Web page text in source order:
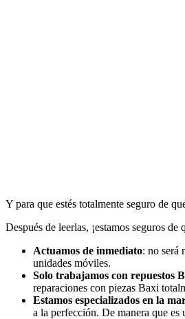
Y para que estés totalmente seguro de
Después de leerlas, ¡estamos seguros
Actuamos de inmediato: no será
unidades móviles.
Solo trabajamos con repuestos
reparaciones con piezas Baxi
Estamos especializados en la
a la perfección. De manera que es